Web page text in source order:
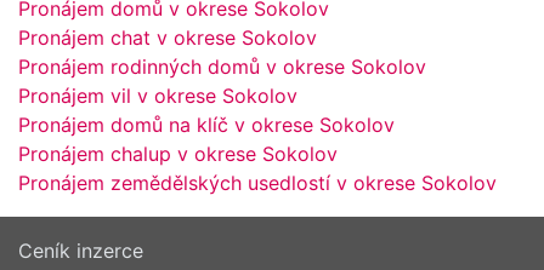
Pronájem domů v okrese Sokolov
Pronájem chat v okrese Sokolov
Pronájem rodinných domů v okrese Sokolov
Pronájem vil v okrese Sokolov
Pronájem domů na klíč v okrese Sokolov
Pronájem chalup v okrese Sokolov
Pronájem zemědělských usedlostí v okrese Sokolov
Ceník inzerce